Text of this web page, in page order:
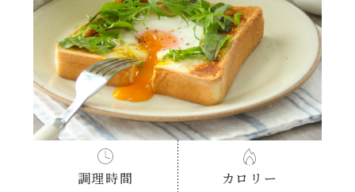
時短（調理時間10分以下）
お弁当
お祝い
おつまみ/おやつ
あえるハコネーゼジェノベーゼ
あえるハコネーゼペペロンチーノ
あえるハコネーゼたらこクリーム
シャンタンシリーズ
調理時間
カロリー